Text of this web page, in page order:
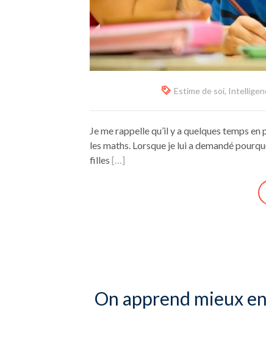
Estime de soi,
Je me rappelle qu’il y a quelques temps en
les maths. Lorsque je lui a demandé
filles […]
On apprend mieux